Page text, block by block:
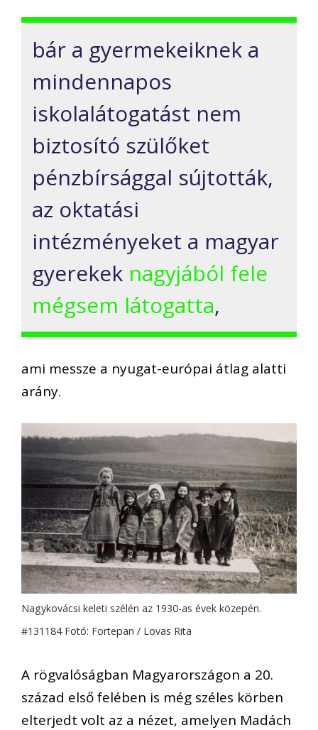
bár a gyermekeiknek a
mindennapos
iskolalátogatást nem
biztosító szülőket
pénzbírsággal sújtották,
az oktatási
intézményeket a magyar
gyerekek nagyjából fele
mégsem látogatta,
ami messze a nyugat-európai átlag alatti
arány.
Nagykovácsi keleti szélén az 1930-as évek közepén.
#131184 Fotó: Fortepan / Lovas Rita
A rögvalóságban Magyarországon a 20.
század első felében is még széles körben
elterjedt volt az a nézet, amelyen Madách